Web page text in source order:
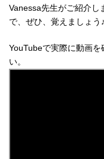
Vanessa先生がご紹介し
で、ぜひ、覚えましょう♪
YouTubeで実際に動画を
い。